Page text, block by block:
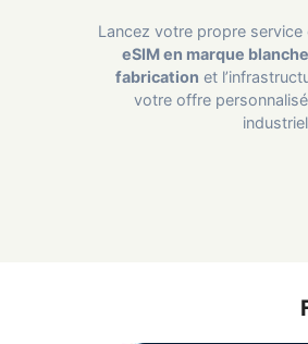
Lancez votre propre
eSIM en marque blanche
fabrication et
votre offre